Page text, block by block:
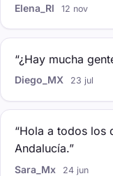
Elena_Rl 12 nov
“¿Hay mucha
Diego_MX 23 jul
“Hola a todos los
Andalucía.”
Sara_Mx 24 jun